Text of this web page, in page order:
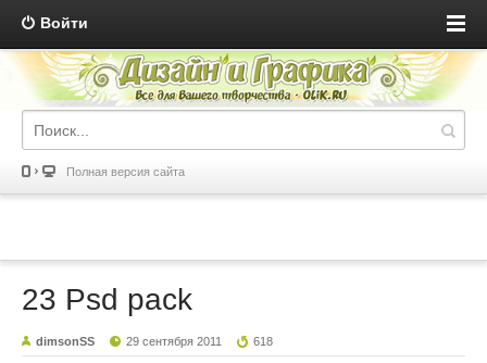
Войти
Полная версия сайта
23 Psd pack
dimsonSS 29 сентября 2011 618